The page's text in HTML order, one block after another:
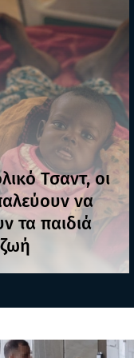
Τσαντ, οι
να
τα παιδιά